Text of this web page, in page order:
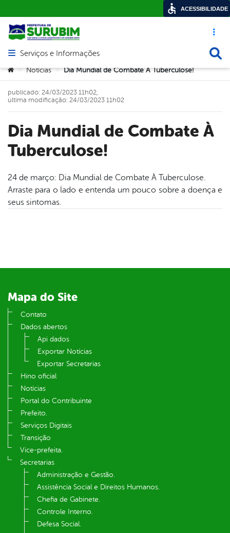
Acesso
Abrir menu principal de navegação
Serviços e Informações
Você está aqui:
> Notícias > Dia Mundial de Combate À Tuberculose!
Dia Mundial de Combate À
Tuberculose!
publicado: 24/03/2023 11h02,
última modificação: 24/03/2023 11h02
24 de março: Dia Mundial de Combate À Tuberculose.
Arraste para o lado e entenda um pouco sobre a doença e
seus sintomas.
Mapa do Site
Contato
Dados abertos
Api dados
Exportar Notícias
Exportar Secretarias
Hino oficial
Notícias
Portal do Contribuinte
Prefeito.
Serviços Digitais
Transição
Vice-prefeita.
Secretarias
Administração e Gestão.
Assistência Social e Direitos Humanos.
Chefia de Gabinete.
Controle Interno.
Defesa Social.
ACESSIBILIDADE